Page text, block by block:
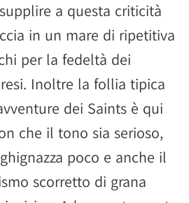
a questa criticità
in un mare di ripetitiva
per la fedeltà dei
Inoltre la follia tipica
dei Saints è qui
che il tono sia serioso,
poco e anche il
scorretto di grana